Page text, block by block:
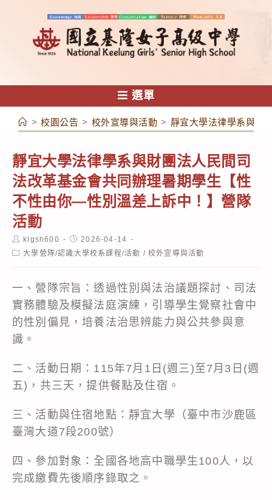
容
選單
> 校園公告 > 校外宣導與活動 > 靜宜大學法律學系與財
靜宜大學法律學系與財團法人民間司
法改革基金會共同辦理暑期學生【性
不性由你—性別溫差上訴中！】營隊
活動
Post
author:
klgsh600
Post
published:
2026-04-14
Post大學營隊/認識大學校系課程/活動 / 校外宣導與活動
一、營隊宗旨：透過性別與法治議題探討、司法
實務體驗及模擬法庭演練，引導學生覺察社會中
的性別偏見，培養法治思辨能力與公共參與意
識。
二、活動日期：115年7月1日(週三)至7月3日(週
五)，共三天，提供餐點及住宿。
三、活動與住宿地點：靜宜大學（臺中市沙鹿區
臺灣大道7段200號）
四、參加對象：全國各地高中職學生100人，以
完成繳費先後順序錄取之。